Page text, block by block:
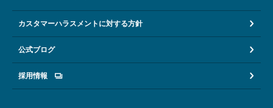
カスタマーハラスメントに対する方針
公式ブログ
採用情報